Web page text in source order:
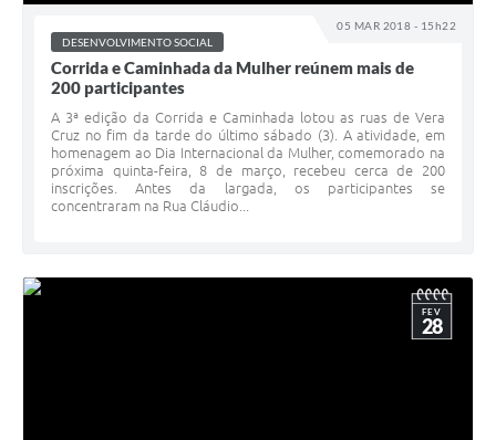
05 MAR 2018 - 15h22
DESENVOLVIMENTO SOCIAL
Corrida e Caminhada da Mulher reúnem mais de
200 participantes
A 3ª edição da Corrida e Caminhada lotou as ruas de Vera
Cruz no fim da tarde do último sábado (3). A atividade, em
homenagem ao Dia Internacional da Mulher, comemorado na
próxima quinta-feira, 8 de março, recebeu cerca de 200
inscrições. Antes da largada, os participantes se
concentraram na Rua Cláudio...
FEV
28